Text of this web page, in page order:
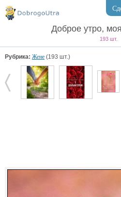
Доброе утро,
193 шт.
Рубрика: Жене (193 шт.)